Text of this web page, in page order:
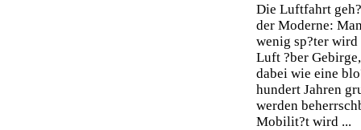
Die Luftfahrt
der Moderne:
wenig sp?ter wird
Luft ?ber
dabei wie eine
hundert Jahren
werden
Mobilit?t wird ...